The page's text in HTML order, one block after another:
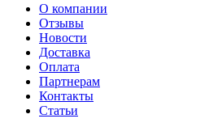
О компании
Отзывы
Новости
Доставка
Оплата
Партнерам
Контакты
Статьи